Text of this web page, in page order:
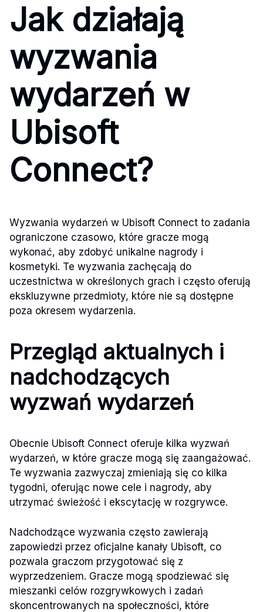
Jak działają
wyzwania
wydarzeń w
Ubisoft
Connect?
Wyzwania wydarzeń w Ubisoft Connect to zadania
ograniczone czasowo, które gracze mogą
wykonać, aby zdobyć unikalne nagrody i
kosmetyki. Te wyzwania zachęcają do
uczestnictwa w określonych grach i często oferują
ekskluzywne przedmioty, które nie są dostępne
poza okresem wydarzenia.
Przegląd aktualnych i
nadchodzących
wyzwań wydarzeń
Obecnie Ubisoft Connect oferuje kilka wyzwań
wydarzeń, w które gracze mogą się zaangażować.
Te wyzwania zazwyczaj zmieniają się co kilka
tygodni, oferując nowe cele i nagrody, aby
utrzymać świeżość i ekscytację w rozgrywce.
Nadchodzące wyzwania często zawierają
zapowiedzi przez oficjalne kanały Ubisoft, co
pozwala graczom przygotować się z
wyprzedzeniem. Gracze mogą spodziewać się
mieszanki celów rozgrywkowych i zadań
skoncentrowanych na społeczności, które